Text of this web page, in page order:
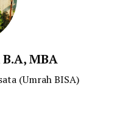
MBA
(Umrah BISA)